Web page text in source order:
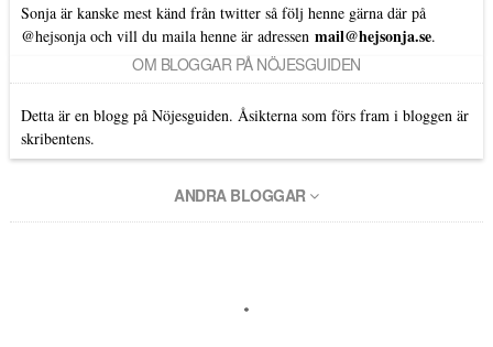
Sonja är kanske mest känd från twitter så följ henne gärna där på
@hejsonjaoch vill du maila henne är adressen mail@hejsonja.se.
OM BLOGGAR PÅ NÖJESGUIDEN
Detta är en blogg på Nöjesguiden. Åsikterna som förs fram i bloggen är
skribentens.
ANDRA BLOGGAR